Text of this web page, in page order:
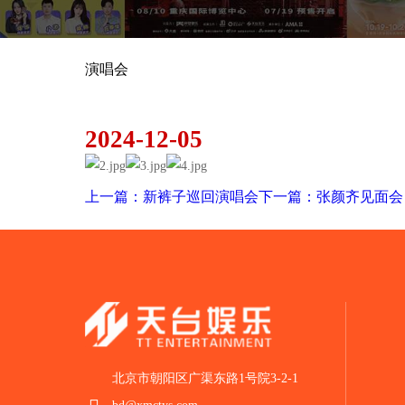
演唱会
2024-12-05
上一篇：新裤子巡回演唱会下一篇：张颜齐见面会
北京市朝阳区广渠东路1号院3-2-1